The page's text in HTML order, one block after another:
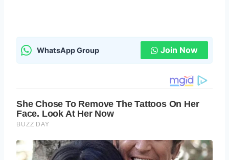
WhatsApp Group Join Now